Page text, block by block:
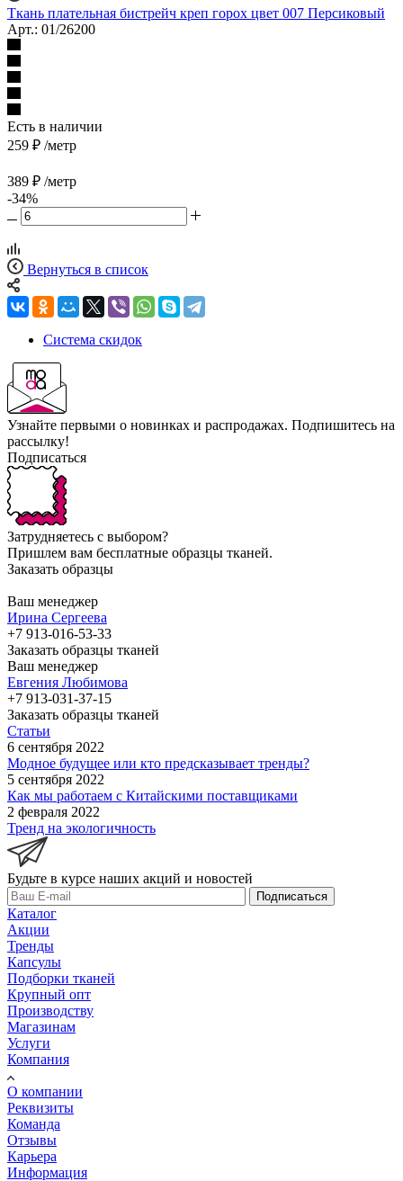
Ткань плательная бистрейч креп горох цвет 007 Персиковый
Арт.: 01/26200
Есть в наличии
259 ₽ /метр
389 ₽ /метр
-34%
Вернуться в список
Система скидок
Узнайте первыми о новинках и распродажах. Подпишитесь на
рассылку!
Подписаться
Затрудняетесь с выбором?
Пришлем вам бесплатные образцы тканей.
Заказать образцы
Ваш менеджер
Ирина Сергеева
+7 913-016-53-33
Заказать образцы тканей
Ваш менеджер
Евгения Любимова
+7 913-031-37-15
Заказать образцы тканей
Статьи
6 сентября 2022
Модное будущее или кто предсказывает тренды?
5 сентября 2022
Как мы работаем с Китайскими поставщиками
2 февраля 2022
Тренд на экологичность
Будьте в курсе наших акций и новостей
Подписаться
Каталог
Акции
Тренды
Капсулы
Подборки тканей
Крупный опт
Производству
Магазинам
Услуги
Компания
О компании
Реквизиты
Команда
Отзывы
Карьера
Информация